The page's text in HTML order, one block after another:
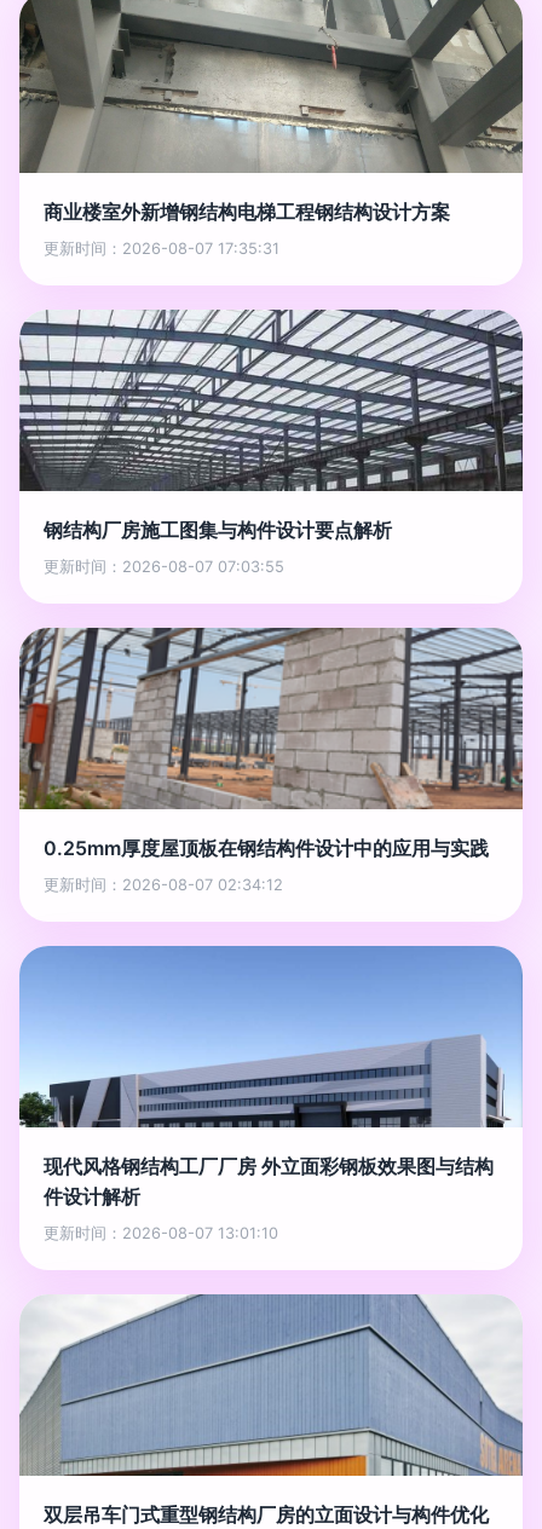
商业楼室外新增钢结构电梯工程钢结构设计方案
更新时间：2026-08-07 17:35:31
钢结构厂房施工图集与构件设计要点解析
更新时间：2026-08-07 07:03:55
0.25mm厚度屋顶板在钢结构件设计中的应用与实践
更新时间：2026-08-07 02:34:12
现代风格钢结构工厂厂房 外立面彩钢板效果图与结构
件设计解析
更新时间：2026-08-07 13:01:10
双层吊车门式重型钢结构厂房的立面设计与构件优化